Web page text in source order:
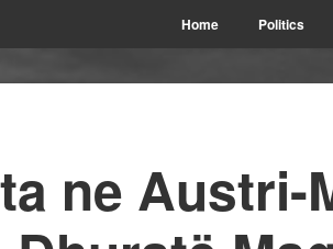
Home Politics
ne Austri-